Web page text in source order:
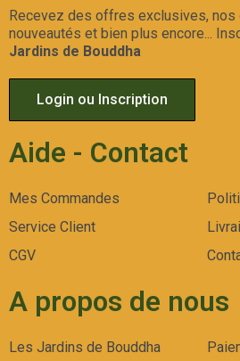
Recevez des offres exclusives,
nouveautés et bien plus encore...
Jardins de Bouddha
Login ou Inscription
Aide - Contact
Mes Commandes
Service Client
CGV
A propos de nous
Les Jardins de Bouddha